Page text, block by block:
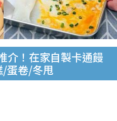
介！在家自製卡通饅
蛋卷/冬甩